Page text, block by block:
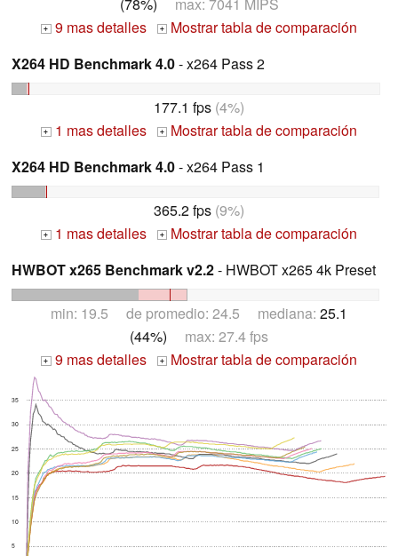
(78%) max: 7041 MIPS
+ 9 mas detalles +
Mostrar tabla de comparación
X264 HD Benchmark 4.0- x264 Pass 2
177.1 fps (4%)
+ 1 mas detalles +
Mostrar tabla de comparación
X264 HD Benchmark 4.0- x264 Pass 1
365.2 fps (9%)
+ 1 mas detalles +
Mostrar tabla de comparación
HWBOT x265 Benchmark v2.2- HWBOT x265 4k Preset
min: 19.5 de promedio: 24.5 mediana: 25.1
(44%) max: 27.4 fps
+ 9 mas detalles + Mostrar tabla de comparación
5
10
15
20
25
30
35